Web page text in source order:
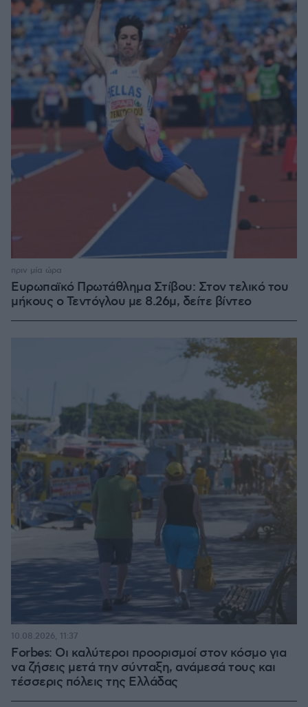
Ευρωπαϊκό Πρωτάθλημα Στίβου: Στον τελικό του
μήκους ο Τεντόγλου με 8.26μ, δείτε βίντεο
πριν μία ώρα
Forbes: Οι καλύτεροι προορισμοί στον κόσμο για
να ζήσεις μετά την σύνταξη, ανάμεσά τους και
τέσσερις πόλεις της Ελλάδας
10.08.2026, 11:37